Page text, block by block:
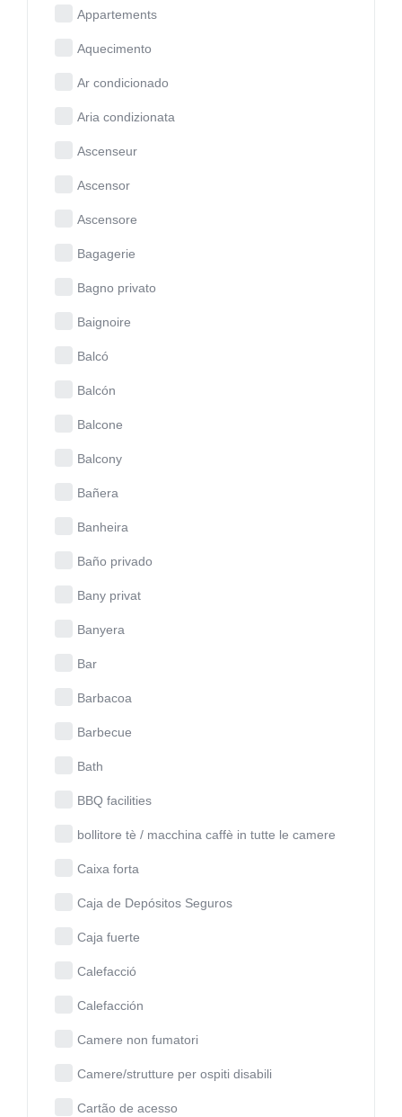
Appartements
Aquecimento
Ar condicionado
Aria condizionata
Ascenseur
Ascensor
Ascensore
Bagagerie
Bagno privato
Baignoire
Balcó
Balcón
Balcone
Balcony
Bañera
Banheira
Baño privado
Bany privat
Banyera
Bar
Barbacoa
Barbecue
Bath
BBQ facilities
bollitore tè / macchina caffè in tutte le camere
Caixa forta
Caja de Depósitos Seguros
Caja fuerte
Calefacció
Calefacción
Camere non fumatori
Camere/strutture per ospiti disabili
Cartão de acesso